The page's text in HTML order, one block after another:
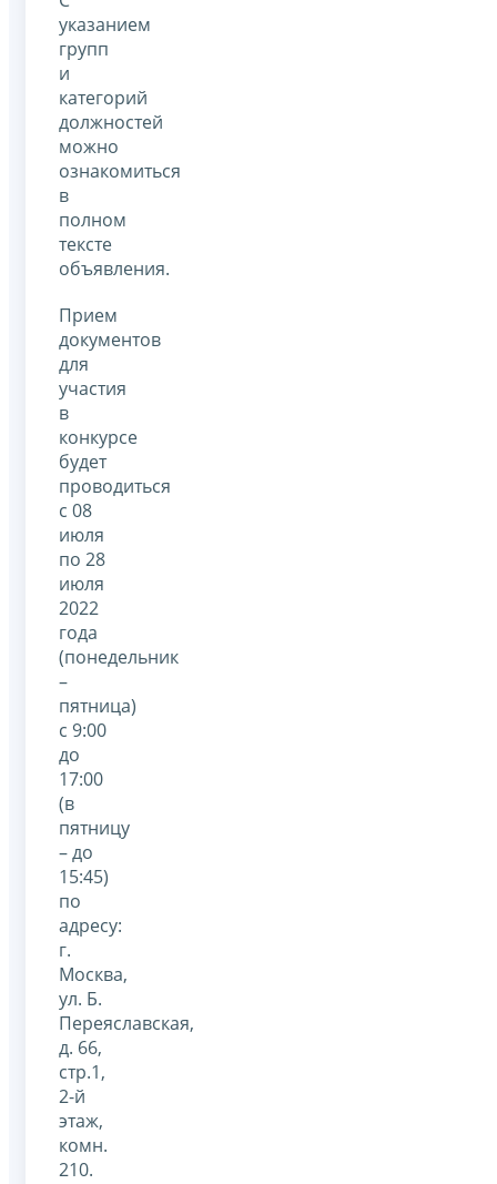
указанием
групп
и
категорий
должностей
можно
ознакомиться
в
полном
тексте
объявления.
Прием
документов
для
участия
в
конкурсе
будет
проводиться
с 08
июля
по 28
июля
2022
года
(понедельник
–
пятница)
с 9:00
до
17:00
(в
пятницу
– до
15:45)
по
адресу:
г.
Москва,
ул. Б.
Переяславская,
д. 66,
стр.1,
2-й
этаж,
комн.
210.